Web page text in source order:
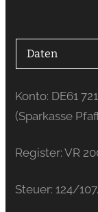
Daten
Konto: DE61
(Sparkasse
Register: VR
Steuer: 124/